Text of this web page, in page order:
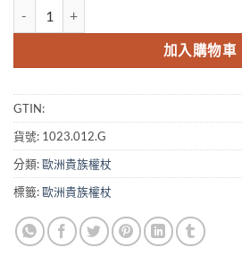
加入購物車
GTIN:
貨號: 1023.012.G
分類:歐洲貴族權杖
標籤:歐洲貴族權杖